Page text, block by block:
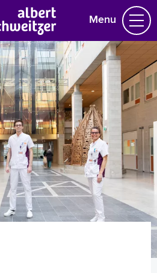
Menu
informatie
behandelteam
(Wouter) Blox
(Alexia) Magro-Meli
Meuleman-van Waning
(Anouk) Rozeman
(Christine) Verboon
M.O.W. (Mark) Friebel
Verhoeven – van Wettum
van Nieuwenhuijzen